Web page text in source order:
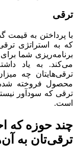
ترقی
با پرداختن به قیمت
که به استراتژی
برنامه‌ریزی شما
می‌کند. به یاد
ترقی‌هایتان چه
محصول فروخته شده
ترقی که سودآور
است.
چند حوزه که
ترقی‌تان به